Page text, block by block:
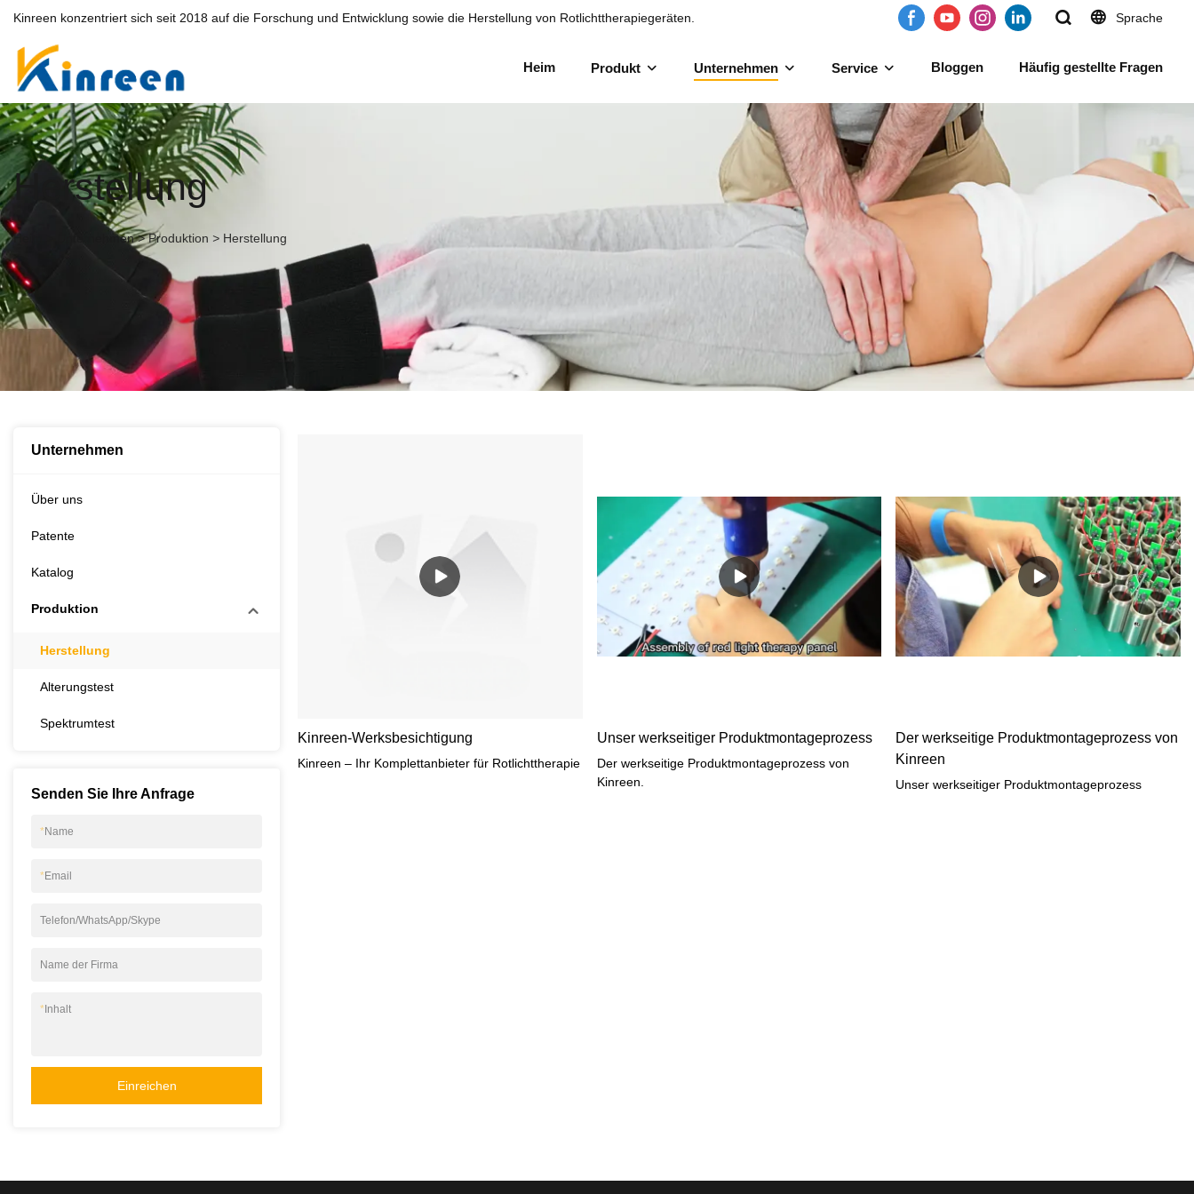
Kinreen konzentriert sich seit 2018 auf die Forschung und Entwicklung sowie die Herstellung von Rotlichttherapiegeräten. Sprache
Heim Produkt Unternehmen Service Bloggen Häufig gestellte Fragen
Herstellung
Heim Unternehmen > Produktion > Herstellung
Unternehmen
Über uns
Patente
Katalog
Produktion
Herstellung
Alterungstest
Spektrumtest
Senden Sie Ihre Anfrage
*Name
*Email
Telefon/WhatsApp/Skype
Name der Firma
*Inhalt
Einreichen
Kinreen-Werksbesichtigung
Kinreen – Ihr Komplettanbieter für Rotlichttherapie
Unser werkseitiger Produktmontageprozess
Der werkseitige Produktmontageprozess von
Kinreen.
Der werkseitige Produktmontageprozess von
Kinreen
Unser werkseitiger Produktmontageprozess